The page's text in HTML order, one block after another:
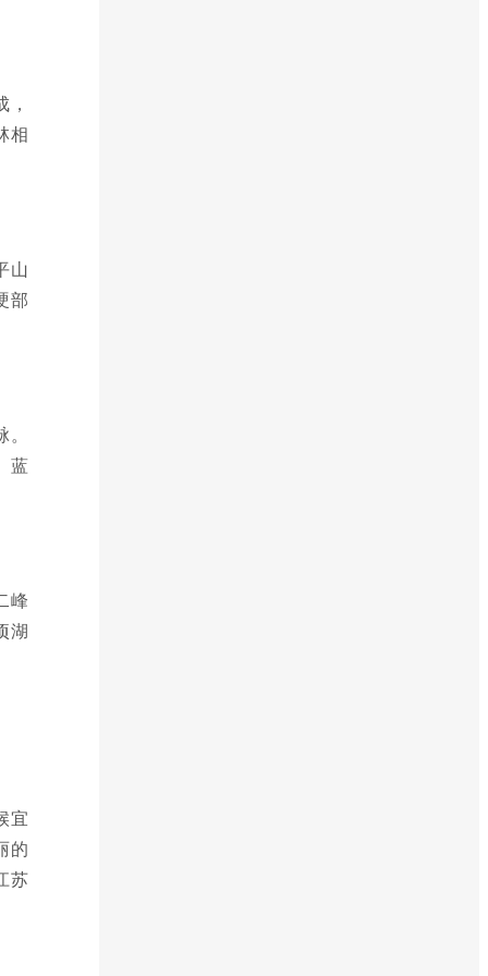
相
山
部
蓝
峰
湖
宜
的
苏